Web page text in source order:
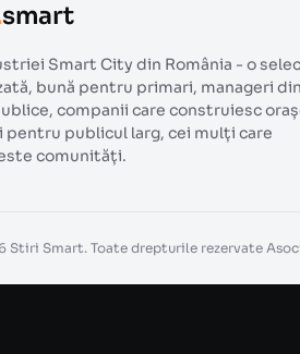
smart
Smart City din România - o
bună pentru primari, manageri din
companii care construiesc
pentru publicul larg, cei mulți care
comunități.
Stiri Smart. Toate drepturile rezervate